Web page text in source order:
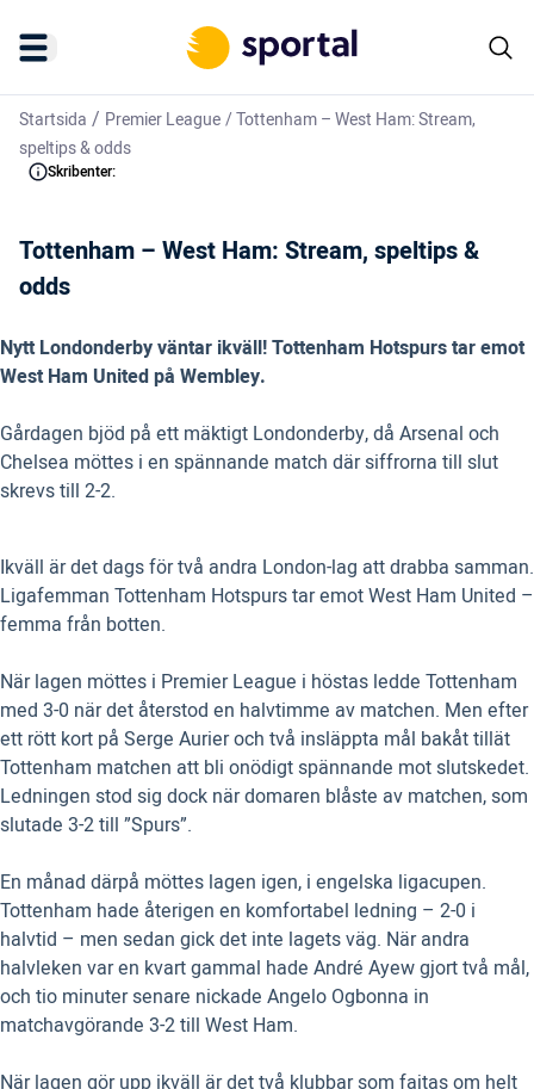
Startsida / Premier League/Tottenham – West Ham: Stream,
speltips & odds
Skribenter:
Tottenham – West Ham: Stream, speltips &
odds
Nytt Londonderby väntar ikväll! Tottenham Hotspurs tar emot
West Ham United på Wembley.
Gårdagen bjöd på ett mäktigt Londonderby, då Arsenal och
Chelsea möttes i en spännande match där siffrorna till slut
skrevs till 2-2.
Ikväll är det dags för två andra London-lag att drabba samman.
Ligafemman Tottenham Hotspurs tar emot West Ham United –
femma från botten.
När lagen möttes i Premier League i höstas ledde Tottenham
med 3-0 när det återstod en halvtimme av matchen. Men efter
ett rött kort på Serge Aurier och två insläppta mål bakåt tillät
Tottenham matchen att bli onödigt spännande mot slutskedet.
Ledningen stod sig dock när domaren blåste av matchen, som
slutade 3-2 till ”Spurs”.
En månad därpå möttes lagen igen, i engelska ligacupen.
Tottenham hade återigen en komfortabel ledning – 2-0 i
halvtid – men sedan gick det inte lagets väg. När andra
halvleken var en kvart gammal hade André Ayew gjort två mål,
och tio minuter senare nickade Angelo Ogbonna in
matchavgörande 3-2 till West Ham.
När lagen gör upp ikväll är det två klubbar som fajtas om helt